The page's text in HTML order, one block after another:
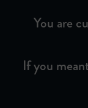
You are
If you